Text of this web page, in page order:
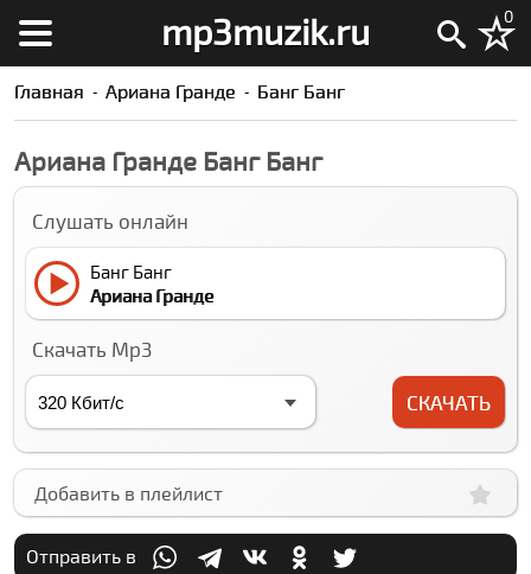
mp3muzik.ru 0
Главная Ариана Гранде Банг Банг
Ариана Гранде Банг Банг
Слушать онлайн
Банг Банг
Ариана Гранде
Скачать Mp3
СКАЧАТЬ
Добавить в плейлист
Отправить в